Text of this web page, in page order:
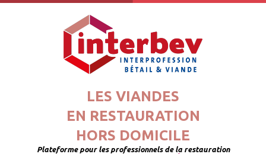
LES VIANDES
EN RESTAURATION
HORS DOMICILE
Plateforme pour les professionnels de la restauration